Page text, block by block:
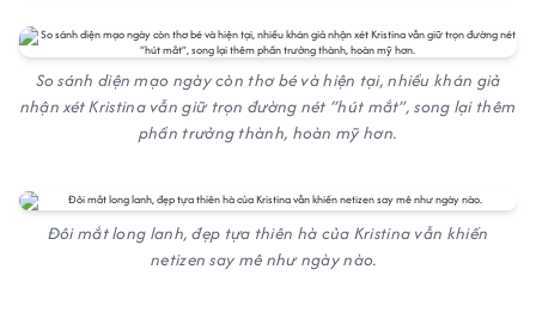
So sánh diện mạo ngày còn thơ bé và hiện tại, nhiều khán giả
nhận xét Kristina vẫn giữ trọn đường nét “hút mắt”, song lại thêm
phần trưởng thành, hoàn mỹ hơn.
Đôi mắt long lanh, đẹp tựa thiên hà của Kristina vẫn khiến
netizen say mê như ngày nào.